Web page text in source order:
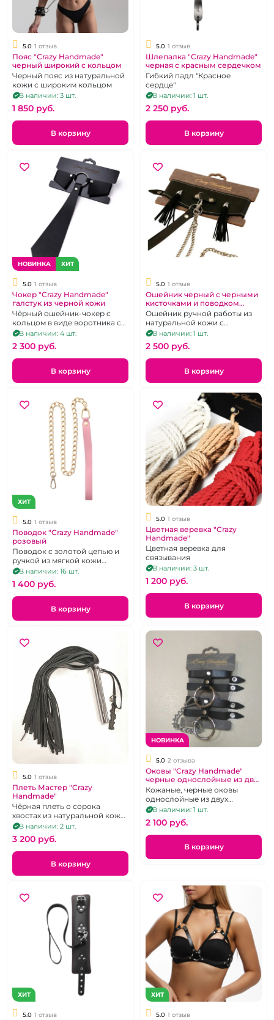
5.0 1 отзыв
Пояс "Crazy Handmade"
черный широкий с кольцом
Черный пояс из натуральной
кожи с широким кольцом
В наличии: 3 шт.
1 850 pуб.
В корзину
5.0 1 отзыв
Шлепалка "Crazy Handmade"
черная с красным сердечком
Гибкий падл "Красное
сердце"
В наличии: 1 шт.
2 250 pуб.
В корзину
НОВИНКА ХИТ
5.0 1 отзыв
Чокер "Crazy Handmade"
галстук из черной кожи
Чёрный ошейник-чокер с
кольцом в виде воротника с
галстуком из натуральной
кожи.
В наличии: 4 шт.
2 300 pуб.
В корзину
5.0 1 отзыв
Ошейник черный с черными
кисточками и поводком
"Crazy Handmade"
Ошейник ручной работы из
натуральной кожи с
поводком в комплекте
В наличии: 1 шт.
2 500 pуб.
В корзину
ХИТ
5.0 1 отзыв
Поводок "Crazy Handmade"
розовый
Поводок с золотой цепью и
ручкой из мягкой кожи
розового цвета
В наличии: 16 шт.
1 400 pуб.
В корзину
5.0 1 отзыв
Цветная веревка "Crazy
Handmade"
Цветная веревка для
связывания
В наличии: 3 шт.
1 200 pуб.
В корзину
5.0 1 отзыв
Плеть Мастер "Crazy
Handmade"
Чёрная плеть о сорока
хвостах из натуральной кожи
с рукоятью из
хромированного металла.
В наличии: 2 шт.
3 200 pуб.
В корзину
НОВИНКА
5.0 2 отзыва
Оковы "Crazy Handmade"
черные однослойные из двух
ремешков
Кожаные, черные оковы
однослойные из двух
ремешков, на застежках
В наличии: 1 шт.
2 100 pуб.
В корзину
ХИТ
5.0 1 отзыв
ХИТ
5.0 1 отзыв